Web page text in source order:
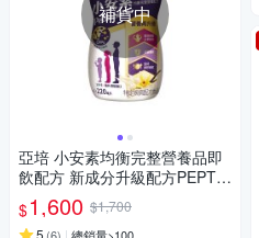
補貨中
亞培 小安素均衡完整營養品即
飲配方 新成分升級配方PEPTI
GRO-香草口味(220mlx24入)
$1,600 $1,700